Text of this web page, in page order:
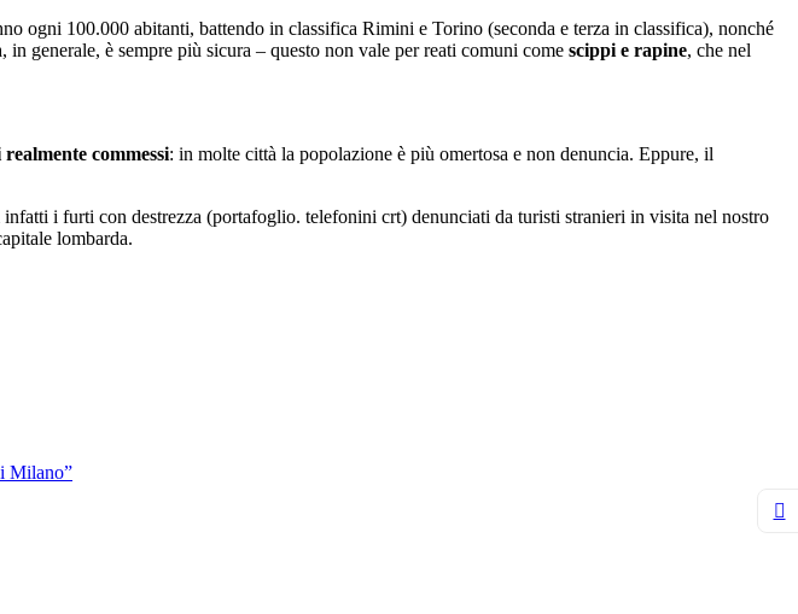
ogni 100.000 abitanti, battendo in classifica Rimini e Torino (seconda e terza in classifica), nonché
generale, è sempre più sicura – questo non vale per reati comuni come scippi e rapine, che nel
commessi: in molte città la popolazione è più omertosa e non denuncia. Eppure, il
i furti con destrezza (portafoglio. telefonini crt) denunciati da turisti stranieri in visita nel nostro
lombarda.
Milano”